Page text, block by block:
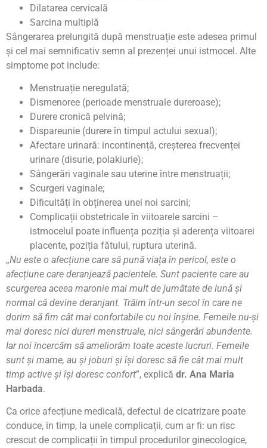
Dilatarea cervicală
Sarcina multiplă
Sângerarea prelungită după menstruație este adesea primul
și cel mai semnificativ semn al prezenței unui istmocel. Alte
simptome pot include:
Menstruație neregulată;
Dismenoree (perioade menstruale dureroase);
Durere cronică pelvină;
Dispareunie (durere în timpul actului sexual);
Afectare urinară: incontinență, creșterea frecvenței
urinare (disurie, polakiurie);
Sângerări vaginale sau uterine între menstruații;
Scurgeri vaginale;
Dificultăți în obținerea unei noi sarcini;
Complicații obstetricale în viitoarele sarcini –
istmocelul poate influența poziția și aderența viitoarei
placente, poziția fătului, ruptura uterină.
„Nu este o afecțiune care să pună viața în pericol, este o
afecțiune care deranjează pacientele. Sunt paciente care au
scurgerea aceea maronie mai mult de jumătate de lună și
normal că devine deranjant. Trăim într-un secol în care ne
dorim să fim cât mai confortabile cu noi înșine. Femeile nu-și
mai doresc nici dureri menstruale, nici sângerări abundente.
Iar noi încercăm să ameliorăm toate aceste lucruri. Femeile
sunt și mame, au și joburi și își doresc să fie cât mai mult
timp active și își doresc confort”, explică dr. Ana Maria
Harbada.
Ca orice afecțiune medicală, defectul de cicatrizare poate
conduce, în timp, la unele complicații, cum ar fi: un risc
crescut de complicații în timpul procedurilor ginecologice,